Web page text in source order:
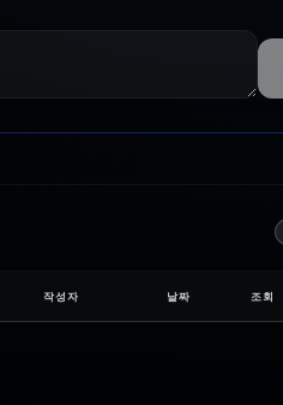
작성자 날짜 조회